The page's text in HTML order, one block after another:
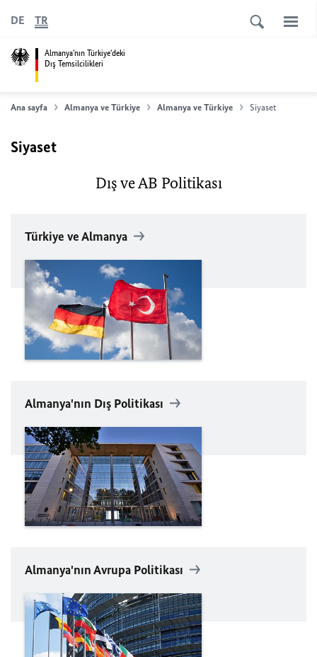
Almanya'nın Türkiye'deki
Dış Temsilcilikleri
DE TR
Ana sayfa Almanya ve Türkiye Almanya ve Türkiye Siyaset
Siyaset
Dış ve AB Politikası
Türkiye ve Almanya
Almanya'nın Dış Politikası
Almanya'nın Avrupa Politikası